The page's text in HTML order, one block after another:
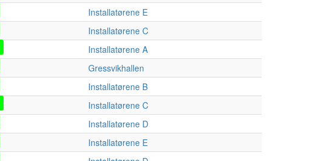
Installatørene E
Installatørene C
Installatørene A
Gressvikhallen
Installatørene B
Installatørene C
Installatørene D
Installatørene E